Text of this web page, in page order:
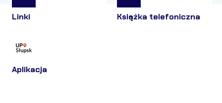
Linki Książka telefoniczna
Aplikacja